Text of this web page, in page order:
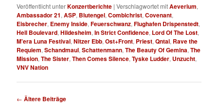
Veröffentlicht unterKonzertberichte |Verschlagwortet mitAeverium,
Ambassador 21,ASP, Blutengel,Combichrist,Covenant,
Eisbrecher, Enemy Inside,Feuerschwanz,Flughafen Drispenstedt,
Hell Boulevard,Hildesheim,In Strict Confidence, Lord Of The Lost,
M'era Luna Festival,Nitzer Ebb,Ost+Front, Priest,Qntal, Rave the
Requiem,Schandmaul,Schattenmann,The Beauty Of Gemina,The
Mission,The Sister,Then Comes Silence,Tyske Ludder, Unzucht,
VNV Nation
Beitragsnavigation
← Ältere Beiträge